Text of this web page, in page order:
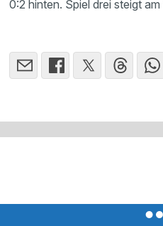
0:2 hinten. Spiel drei steigt